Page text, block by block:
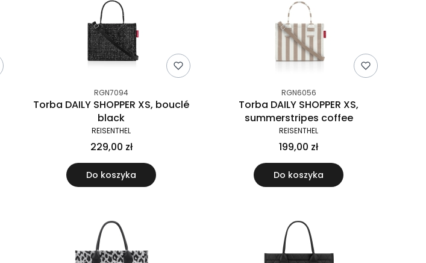
RGN7094
Torba DAILY SHOPPER XS, bouclé
black
REISENTHEL
229,00 zł
Do koszyka
RGN6056
Torba DAILY SHOPPER XS,
summerstripes coffee
REISENTHEL
199,00 zł
Do koszyka